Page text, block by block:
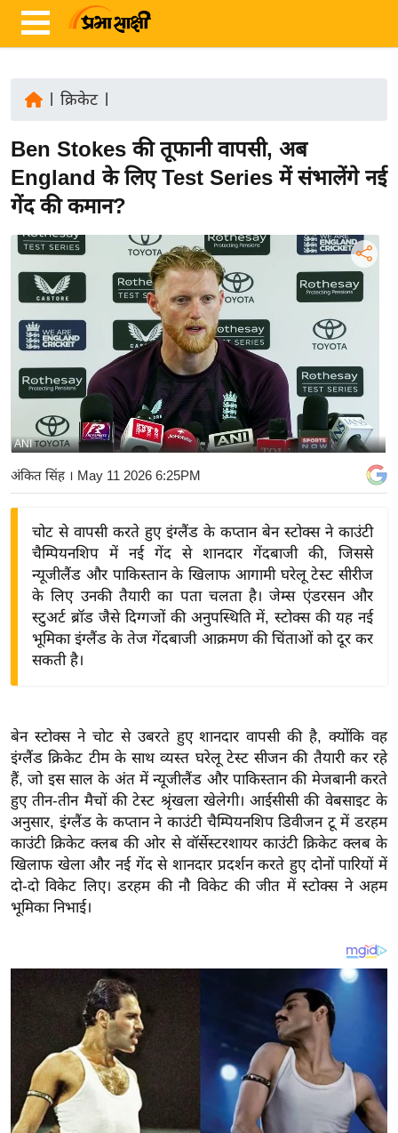
ज़ा
ख
ब
र
रा
ष्ट्री
य
अं
त
र्रा
ष्ट्री
बि
ज़
ने
द्यो
ष
ज्ञ
रा
य
ब
ज
ट
खे
2
0
क्रिकेट|
Ben Stokes की तूफानी वापसी, अब
England के लिए Test Series में संभालेंगे नई
गेंद की कमान?
ANI
अंकित सिंह। May 11 2026 6:25PM
चोट से वापसी करते हुए इंग्लैंड के कप्तान बेन स्टोक्स ने काउंटी
चैम्पियनशिप में नई गेंद से शानदार गेंदबाजी की, जिससे
न्यूजीलैंड और पाकिस्तान के खिलाफ आगामी घरेलू टेस्ट सीरीज
के लिए उनकी तैयारी का पता चलता है। जेम्स एंडरसन और
स्टुअर्ट ब्रॉड जैसे दिग्गजों की अनुपस्थिति में, स्टोक्स की यह नई
भूमिका इंग्लैंड के तेज गेंदबाजी आक्रमण की चिंताओं को दूर कर
सकती है।
बेन स्टोक्स ने चोट से उबरते हुए शानदार वापसी की है, क्योंकि वह
इंग्लैंड क्रिकेट टीम के साथ व्यस्त घरेलू टेस्ट सीजन की तैयारी कर रहे
हैं, जो इस साल के अंत में न्यूजीलैंड और पाकिस्तान की मेजबानी करते
हुए तीन-तीन मैचों की टेस्ट श्रृंखला खेलेगी। आईसीसी की वेबसाइट के
अनुसार, इंग्लैंड के कप्तान ने काउंटी चैम्पियनशिप डिवीजन टू में डरहम
काउंटी क्रिकेट क्लब की ओर से वॉर्सेस्टरशायर काउंटी क्रिकेट क्लब के
खिलाफ खेला और नई गेंद से शानदार प्रदर्शन करते हुए दोनों पारियों में
दो-दो विकेट लिए। डरहम की नौ विकेट की जीत में स्टोक्स ने अहम
भूमिका निभाई।